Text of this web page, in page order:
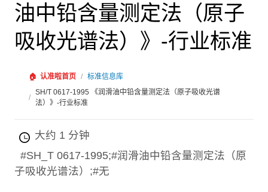
油中铅含量测定法（原子
吸收光谱法）》-行业标准
🏠 认准啦首页 / 标准信息库
/
SH/T 0617-1995 《润滑油中铅含量测定法（原子吸收光谱
法）》-行业标准
大约 1 分钟
#SH_T 0617-1995;#润滑油中铅含量测定法（原
子吸收光谱法）;#无